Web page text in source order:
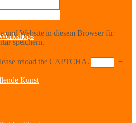
Kunst
und Website in diesem Browser für
speichern.
reload the CAPTCHA.
−